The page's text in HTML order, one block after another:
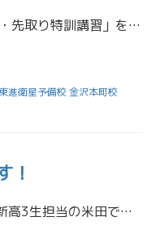
新高1生を対象に、「高1・先取り特訓講習」を実施致します。 1講座：90分×5回です。 難関大学の受験は、先手必勝です！ 興味・関心のある方は、是非、お気軽にお電話ください。 ※076-223-6010までお電話ください […]
東進衛星予備校 金沢本町校
！
みなさん、こんにちは！新高3生担当の米田です。 やっと春らしい気候になってきましたね。雪も解けて私はテニスをがんばっています！最近の大会では予選を突破し、来月に行われる本戦に出場します。新しい大学一年生も入ってくるので、 […]